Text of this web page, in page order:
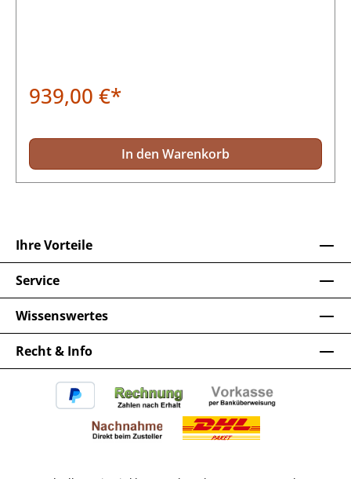
939,00 €*
In den Warenkorb
Recht & Info
Ihre Vorteile
Service
Wissenswertes